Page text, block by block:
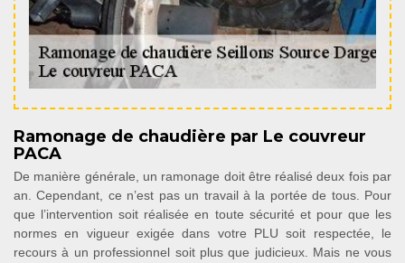
Ramonage de chaudière par Le couvreur
PACA
De manière générale, un ramonage doit être réalisé deux fois par
an. Cependant, ce n’est pas un travail à la portée de tous. Pour
que l’intervention soit réalisée en toute sécurité et pour que les
normes en vigueur exigée dans votre PLU soit respectée, le
recours à un professionnel soit plus que judicieux. Mais ne vous